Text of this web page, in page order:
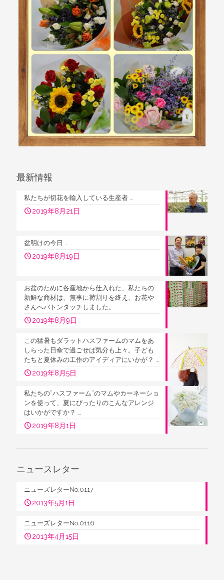
最新情報
私たちが切花を輸入している生産者 …
2019年8月21日
盆明けの今日 …
2019年8月19日
お盆のために各産地から仕入れた、私たちの
新鮮な商材は、無事に荷割りを終え、お花や
さんへバトンタッチしました。 …
2019年8月9日
この猛暑もダラットハスファームのマムをあ
しらった日傘で過ごせば気分も上々。子ども
たちと夏休みの工作のアイディアにいかが？ …
2019年8月5日
私たちの”ハスファーム”のマムやカーネーショ
ンを使って、夏にぴったりのこんなアレンジ
はいかがですか？ …
2019年8月1日
ニュースレター
ニューズレターNo.0117
2013年5月1日
ニューズレターNo.0116
2013年4月15日